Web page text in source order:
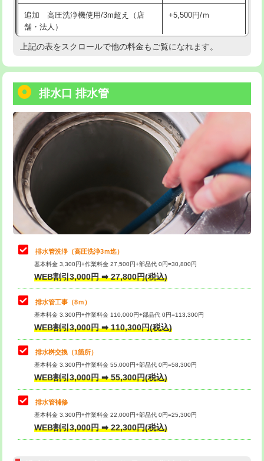
給水管工事※（土の掘削・埋め戻し作
業)
11,000円
給水管工事※（塩ビ管（VP・HI）使
用/3ｍまで)
用（追加）/3ｍ超え)
給水管工事※（ライニング鋼管・銅
管・ポリ管・HT管使用/3ｍまで)
44,000円
給水管工事※（ライニング鋼管・銅
管・ポリ管・HT管使用/3ｍ超え)
+8,800円
排水管工事（土の掘削・埋め戻し作
業）
11,000円~
排水管工事（排水管工事/3ｍまで） 55,000円
排水管工事（追加 排水管工事/3ｍ超
え）
マス交換（土の掘削・埋め戻し作業）
マス交換（深さ50㎝未満）
マス交換（深さ50㎝以上） 66,000円
コンクリート斫り（厚さ10㎝まで）
コンクリート斫り（厚さ10㎝超え）
モルタル補修（厚さ10㎝まで）
モルタル補修（厚さ10㎝超え）
追加 高圧洗浄機使用/3m超え（店
舗・法人）
+5,500円/ｍ
高度高圧洗浄換 現地調査
トーラー機使用/3mまで
追加トーラー機使用/3m超え +3,300円
カメラ調査 33,000円
桝清掃 8,800円
止水・漏水調査・防水処理・清掃・修
理・調整・分解・加工など（軽作業）
11,000円
止水・漏水調査・防水処理・清掃・修
理・調整・分解・加工など（中作業）
22,000円
止水・漏水調査・防水処理・清掃・修
理・調整・分解・加工など（重作業）
33,000円
その他部品の脱着
交換・取付（タンク） 22,000円+材料費
交換・取付(単水栓（壁付・デッキ
式）)
交換・取付(混合水栓（壁付・デッキ
式・ワンホール）)
16,500円+材料費
交換・取付(排水栓・排水トラップ
上記の表をスクロールで他の料金もご覧になれます。
排水口 排水管
排水管洗浄（高圧洗浄3ｍ迄）
基本料金 3,300円+作業料金 27,500円+部品代 0円=30,800円
WEB割引3,000円 ➡ 27,800円(税込)
排水管工事（8ｍ）
基本料金 3,300円+作業料金 110,000円+部品代 0円=113,300円
WEB割引3,000円 ➡ 110,300円(税込)
排水桝交換（1箇所）
基本料金 3,300円+作業料金 55,000円+部品代 0円=58,300円
WEB割引3,000円 ➡ 55,300円(税込)
排水管補修
基本料金 3,300円+作業料金 22,000円+部品代 0円=25,300円
WEB割引3,000円 ➡ 22,300円(税込)